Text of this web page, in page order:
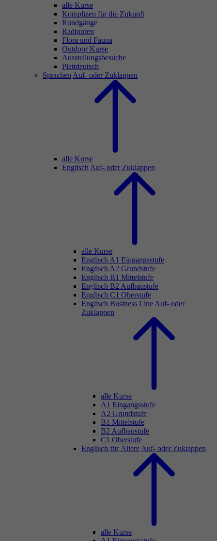
alle Kurse
Komplizen für die Zukunft
Rundgänge
Radtouren
Flora und Fauna
Outdoor Kurse
Ausstellungsbesuche
Plattdeutsch
Sprachen Auf- oder Zuklappen
alle Kurse
Englisch Auf- oder Zuklappen
alle Kurse
Englisch A1 Eingangsstufe
Englisch A2 Grundstufe
Englisch B1 Mittelstufe
Englisch B2 Aufbaustufe
Englisch C1 Oberstufe
Englisch Business Line Auf- oder
Zuklappen
alle Kurse
A1 Eingangsstufe
A2 Grundstufe
B1 Mittelstufe
B2 Aufbaustufe
C1 Oberstufe
Englisch für Ältere Auf- oder Zuklappen
alle Kurse